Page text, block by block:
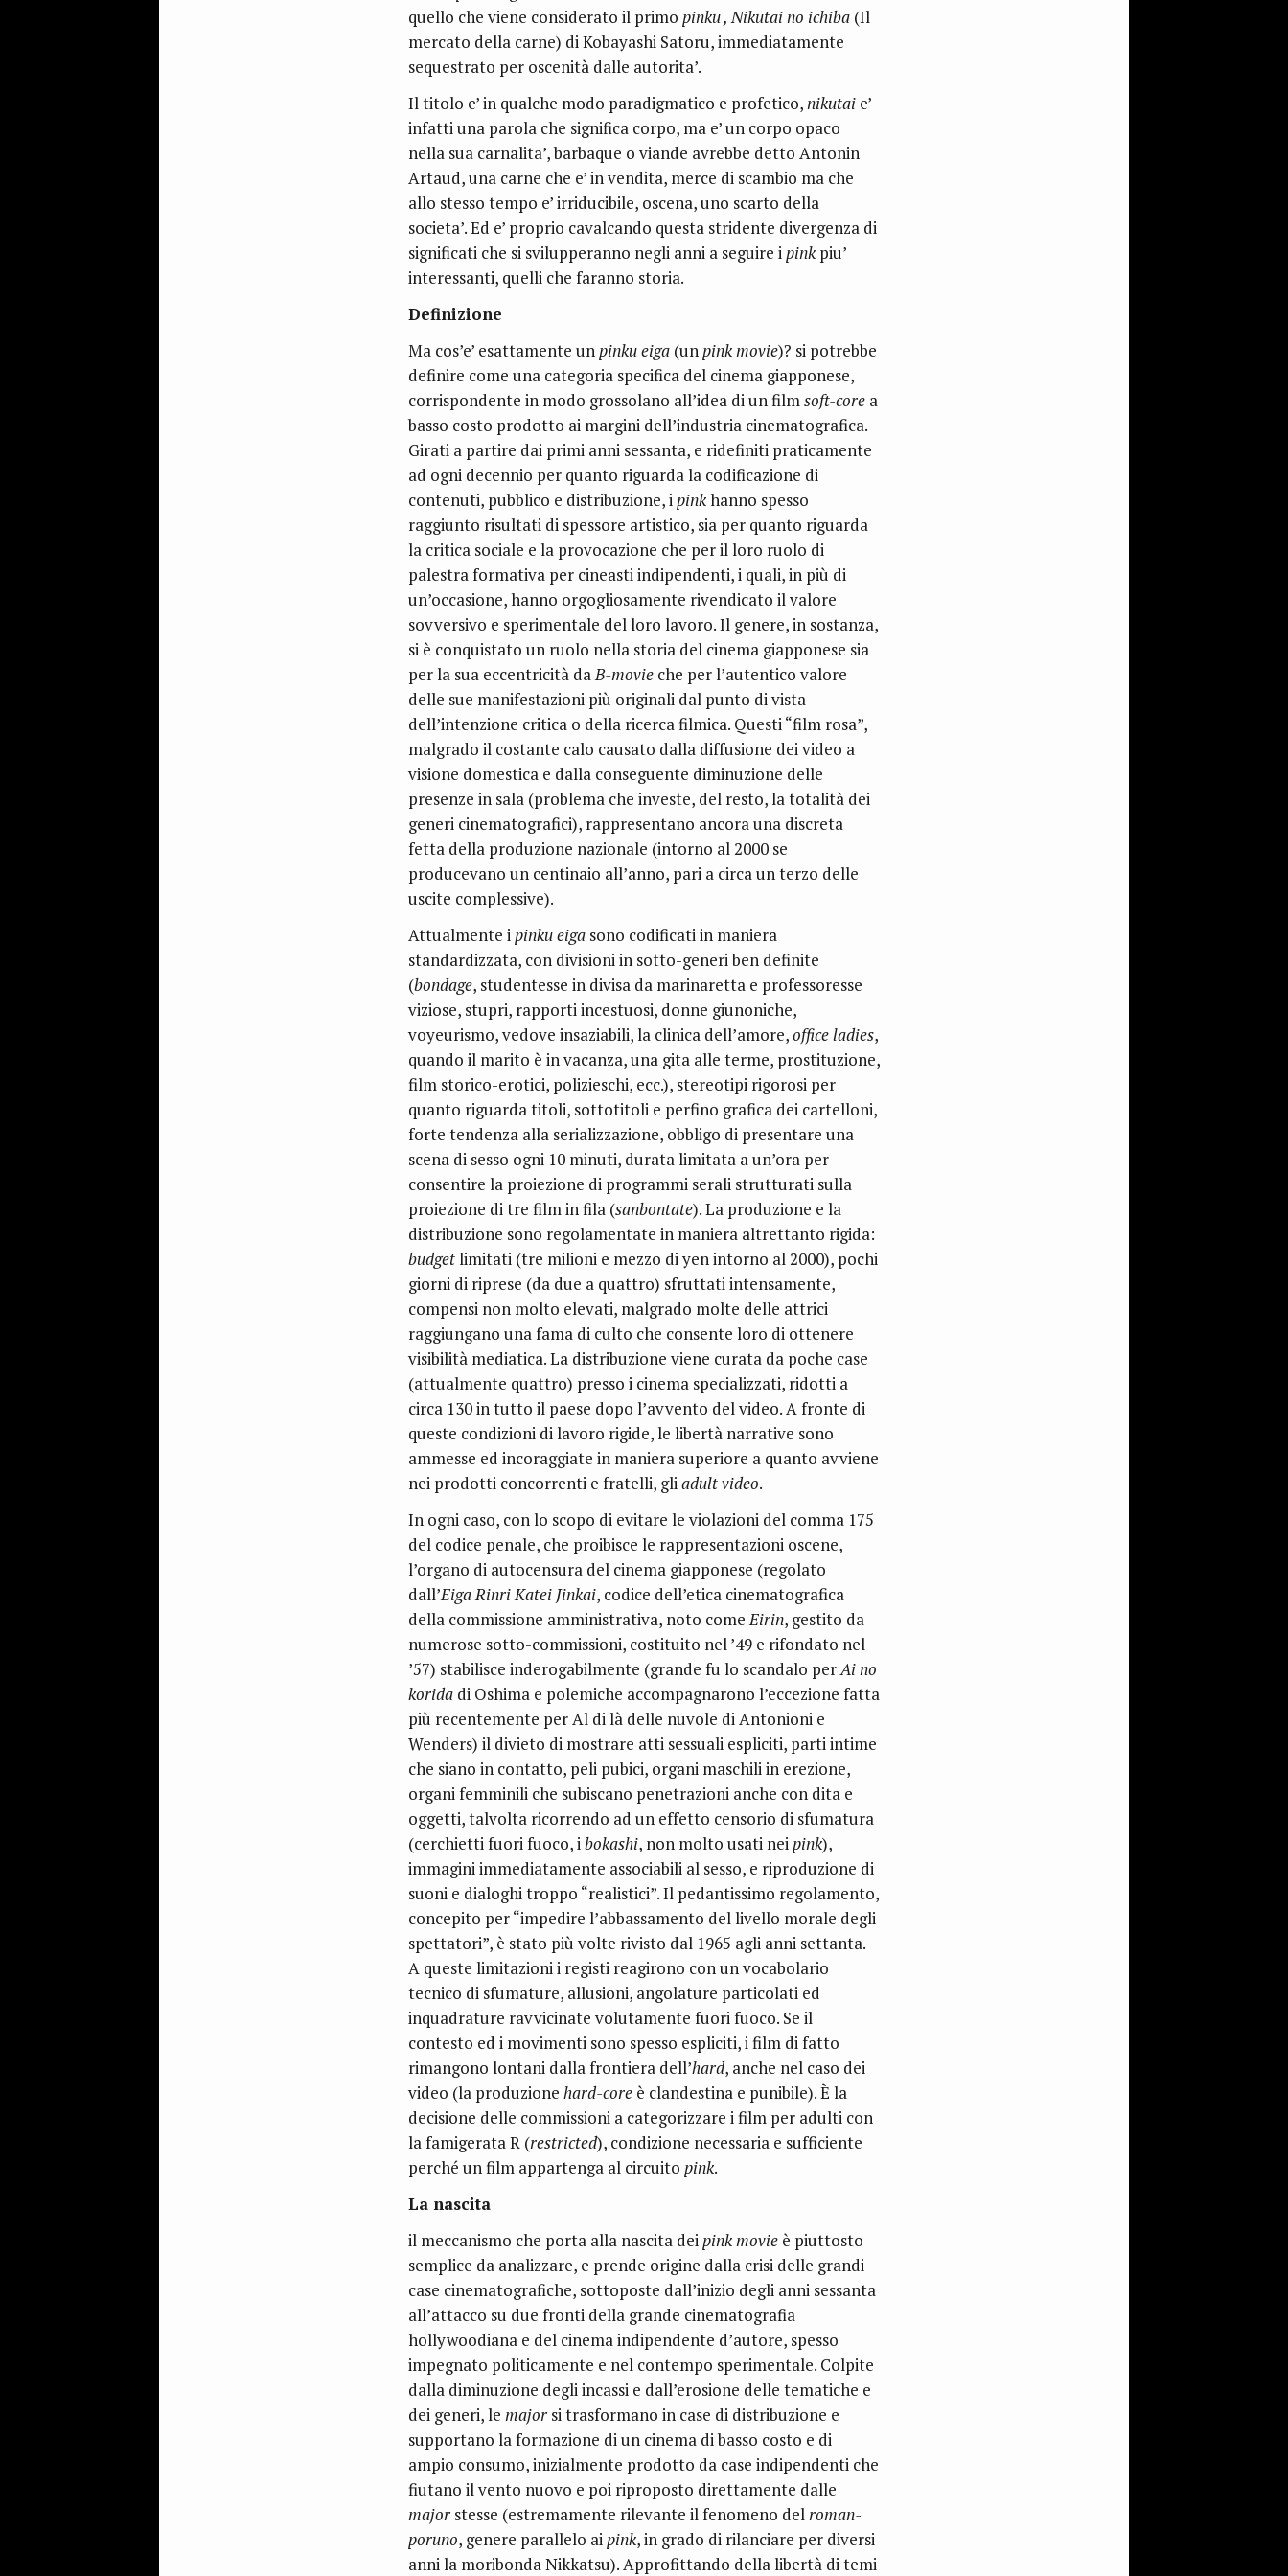
quello che viene considerato il primo pinku , Nikutai no ichiba (Il
mercato della carne) di Kobayashi Satoru, immediatamente
sequestrato per oscenità dalle autorita’.
Il titolo e’ in qualche modo paradigmatico e profetico,nikutai e’
infatti una parola che significa corpo, ma e’ un corpo opaco
nella sua carnalita’, barbaque o viande avrebbe detto Antonin
Artaud, una carne che e’ in vendita, merce di scambio ma che
allo stesso tempo e’ irriducibile, oscena, uno scarto della
societa’. Ed e’ proprio cavalcando questa stridente divergenza di
significati che si svilupperanno negli anni a seguire ipink piu’
interessanti, quelli che faranno storia.
Definizione
Ma cos’e’ esattamente unpinku eiga (unpink movie)? si potrebbe
definire come una categoria specifica del cinema giapponese,
corrispondente in modo grossolano all’idea di un filmsoft-core a
basso costo prodotto ai margini dell’industria cinematografica.
Girati a partire dai primi anni sessanta, e ridefiniti praticamente
ad ogni decennio per quanto riguarda la codificazione di
contenuti, pubblico e distribuzione, ipinkhanno spesso
raggiunto risultati di spessore artistico, sia per quanto riguarda
la critica sociale e la provocazione che per il loro ruolo di
palestra formativa per cineasti indipendenti, i quali, in più di
un’occasione, hanno orgogliosamente rivendicato il valore
sovversivo e sperimentale del loro lavoro. Il genere, in sostanza,
si è conquistato un ruolo nella storia del cinema giapponese sia
per la sua eccentricità daB-movie che per l’autentico valore
delle sue manifestazioni più originali dal punto di vista
dell’intenzione critica o della ricerca filmica. Questi “film rosa”,
malgrado il costante calo causato dalla diffusione dei video a
visione domestica e dalla conseguente diminuzione delle
presenze in sala (problema che investe, del resto, la totalità dei
generi cinematografici), rappresentano ancora una discreta
fetta della produzione nazionale (intorno al 2000 se
producevano un centinaio all’anno, pari a circa un terzo delle
uscite complessive).
Attualmente ipinku eiga sono codificati in maniera
standardizzata, con divisioni in sotto-generi ben definite
(bondage, studentesse in divisa da marinaretta e professoresse
viziose, stupri, rapporti incestuosi, donne giunoniche,
voyeurismo, vedove insaziabili, la clinica dell’amore,office ladies,
quando il marito è in vacanza, una gita alle terme, prostituzione,
film storico-erotici, polizieschi, ecc.), stereotipi rigorosi per
quanto riguarda titoli, sottotitoli e perfino grafica dei cartelloni,
forte tendenza alla serializzazione, obbligo di presentare una
scena di sesso ogni 10 minuti, durata limitata a un’ora per
consentire la proiezione di programmi serali strutturati sulla
proiezione di tre film in fila (sanbontate). La produzione e la
distribuzione sono regolamentate in maniera altrettanto rigida:
budgetlimitati (tre milioni e mezzo di yen intorno al 2000), pochi
giorni di riprese (da due a quattro) sfruttati intensamente,
compensi non molto elevati, malgrado molte delle attrici
raggiungano una fama di culto che consente loro di ottenere
visibilità mediatica. La distribuzione viene curata da poche case
(attualmente quattro) presso i cinema specializzati, ridotti a
circa 130 in tutto il paese dopo l’avvento del video. A fronte di
queste condizioni di lavoro rigide, le libertà narrative sono
ammesse ed incoraggiate in maniera superiore a quanto avviene
nei prodotti concorrenti e fratelli, gliadult video.
In ogni caso, con lo scopo di evitare le violazioni del comma 175
del codice penale, che proibisce le rappresentazioni oscene,
l’organo di autocensura del cinema giapponese (regolato
dall’Eiga Rinri Katei Jinkai, codice dell’etica cinematografica
della commissione amministrativa, noto comeEirin, gestito da
numerose sotto-commissioni, costituito nel ’49 e rifondato nel
’57) stabilisce inderogabilmente (grande fu lo scandalo perAi no
korida di Oshima e polemiche accompagnarono l’eccezione fatta
più recentemente per Al di là delle nuvole di Antonioni e
Wenders) il divieto di mostrare atti sessuali espliciti, parti intime
che siano in contatto, peli pubici, organi maschili in erezione,
organi femminili che subiscano penetrazioni anche con dita e
oggetti, talvolta ricorrendo ad un effetto censorio di sfumatura
(cerchietti fuori fuoco, ibokashi, non molto usati neipink),
immagini immediatamente associabili al sesso, e riproduzione di
suoni e dialoghi troppo “realistici”. Il pedantissimo regolamento,
concepito per “impedire l’abbassamento del livello morale degli
spettatori”, è stato più volte rivisto dal 1965 agli anni settanta.
A queste limitazioni i registi reagirono con un vocabolario
tecnico di sfumature, allusioni, angolature particolati ed
inquadrature ravvicinate volutamente fuori fuoco. Se il
contesto ed i movimenti sono spesso espliciti, i film di fatto
rimangono lontani dalla frontiera dell’hard, anche nel caso dei
video (la produzione hard-core è clandestina e punibile). È la
decisione delle commissioni a categorizzare i film per adulti con
la famigerata R (restricted), condizione necessaria e sufficiente
perché un film appartenga al circuito pink.
La nascita
il meccanismo che porta alla nascita deipink movie è piuttosto
semplice da analizzare, e prende origine dalla crisi delle grandi
case cinematografiche, sottoposte dall’inizio degli anni sessanta
all’attacco su due fronti della grande cinematografia
hollywoodiana e del cinema indipendente d’autore, spesso
impegnato politicamente e nel contempo sperimentale. Colpite
dalla diminuzione degli incassi e dall’erosione delle tematiche e
dei generi, le major si trasformano in case di distribuzione e
supportano la formazione di un cinema di basso costo e di
ampio consumo, inizialmente prodotto da case indipendenti che
fiutano il vento nuovo e poi riproposto direttamente dalle
major stesse (estremamente rilevante il fenomeno delroman-
poruno, genere parallelo aipink, in grado di rilanciare per diversi
anni la moribonda Nikkatsu). Approfittando della libertà di temi